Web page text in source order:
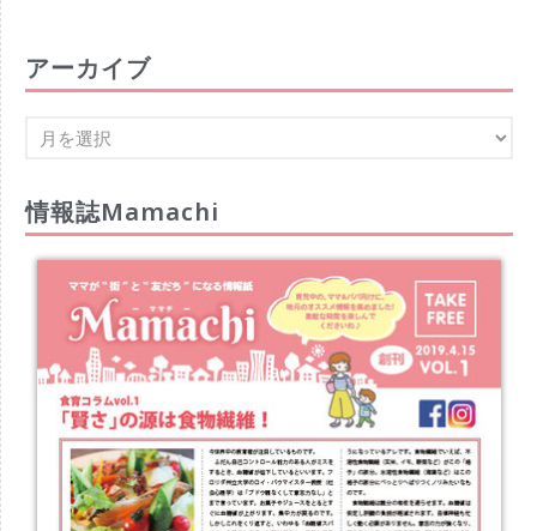
アーカイブ
情報誌Mamachi